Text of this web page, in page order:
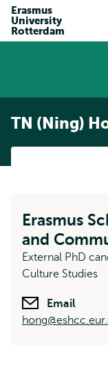
Erasmus
University
Rotterdam
TN (Ning)
Erasmus
and
External PhD
Culture Studies
Email